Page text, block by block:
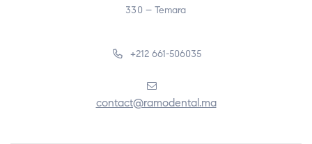
330 – Temara
+212 661-506035
contact@ramodental.ma